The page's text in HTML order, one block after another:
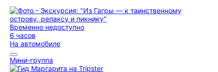
Временно недоступно
6 часов
На автомобиле
Мини-группа